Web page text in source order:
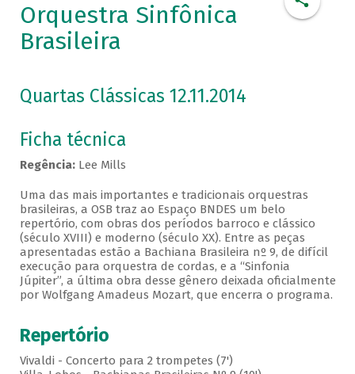
Orquestra Sinfônica
Brasileira
Quartas Clássicas 12.11.2014
Ficha técnica
Regência:Lee Mills
Uma das mais importantes e tradicionais orquestras
brasileiras, a OSB traz ao Espaço BNDES um belo
repertório, com obras dos períodos barroco e clássico
(século XVIII) e moderno (século XX). Entre as peças
apresentadas estão a Bachiana Brasileira nº 9, de difícil
execução para orquestra de cordas, e a “Sinfonia
Júpiter”, a última obra desse gênero deixada oficialmente
por Wolfgang Amadeus Mozart, que encerra o programa.
Repertório
Vivaldi - Concerto para 2 trompetes (7')